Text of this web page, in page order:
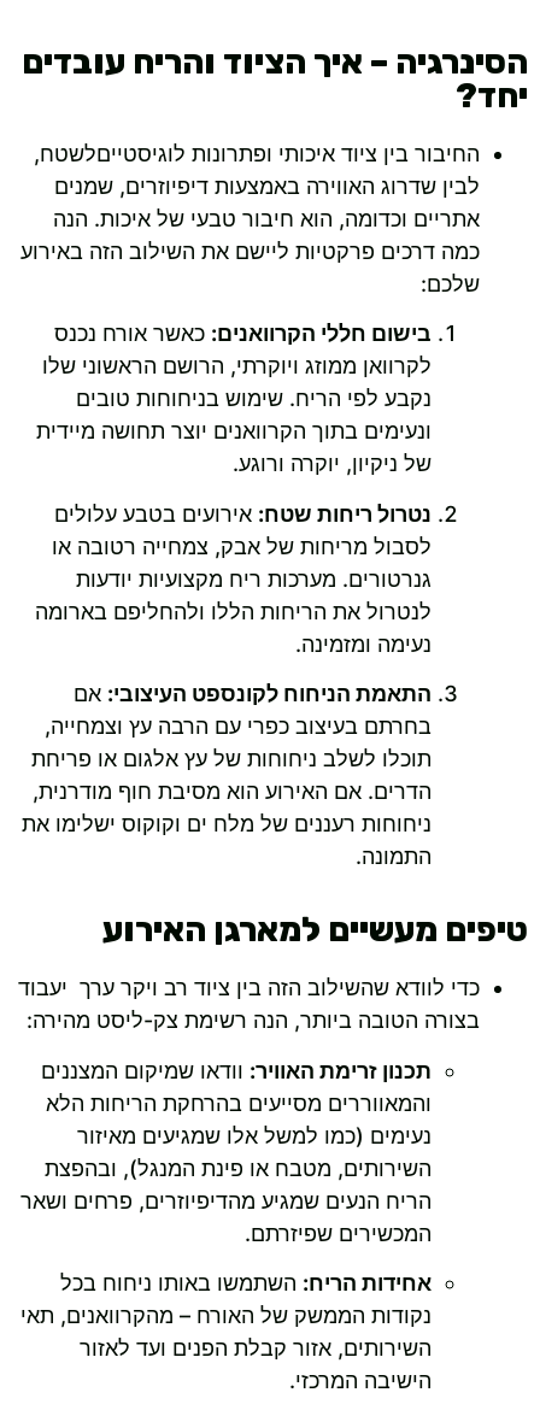
הסינרגיה – איך הציוד והריח עובדים
יחד?
החיבור בין ציוד איכותי ופתרונות לוגיסטייםלשטח,
לבין שדרוג האווירה באמצעות דיפיוזרים, שמנים
אתריים וכדומה, הוא חיבור טבעי של איכות. הנה
כמה דרכים פרקטיות ליישם את השילוב הזה באירוע
שלכם:
בישום חללי הקרוואנים: כאשר אורח נכנס
לקרוואן ממוזג ויוקרתי, הרושם הראשוני שלו
נקבע לפי הריח. שימוש בניחוחות טובים
ונעימים בתוך הקרוואנים יוצר תחושה מיידית
של ניקיון, יוקרה ורוגע.
נטרול ריחות שטח: אירועים בטבע עלולים
לסבול מריחות של אבק, צמחייה רטובה או
גנרטורים. מערכות ריח מקצועיות יודעות
לנטרול את הריחות הללו ולהחליפם בארומה
נעימה ומזמינה.
התאמת הניחוח לקונספט העיצובי: אם
בחרתם בעיצוב כפרי עם הרבה עץ וצמחייה,
תוכלו לשלב ניחוחות של עץ אלגום או פריחת
הדרים. אם האירוע הוא מסיבת חוף מודרנית,
ניחוחות רעננים של מלח ים וקוקוס ישלימו את
התמונה.
טיפים מעשיים למארגן האירוע
כדי לוודא שהשילוב הזה בין ציוד רב ויקר ערך יעבוד
בצורה הטובה ביותר, הנה רשימת צק-ליסט מהירה:
תכנון זרימת האוויר: וודאו שמיקום המצננים
והמאווררים מסייעים בהרחקת הריחות הלא
נעימים (כמו למשל אלו שמגיעים מאיזור
השירותים, מטבח או פינת המנגל), ובהפצת
הריח הנעים שמגיע מהדיפיוזרים, פרחים ושאר
המכשירים שפיזרתם.
אחידות הריח: השתמשו באותו ניחוח בכל
נקודות הממשק של האורח – מהקרוואנים, תאי
השירותים, אזור קבלת הפנים ועד לאזור
הישיבה המרכזי.